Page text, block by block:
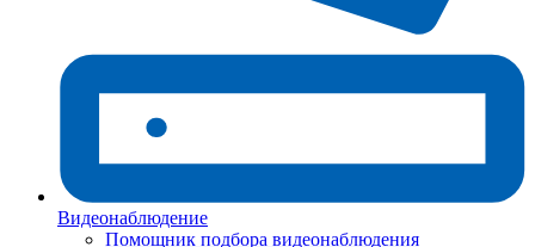
Видеонаблюдение
Помощник подбора видеонаблюдения